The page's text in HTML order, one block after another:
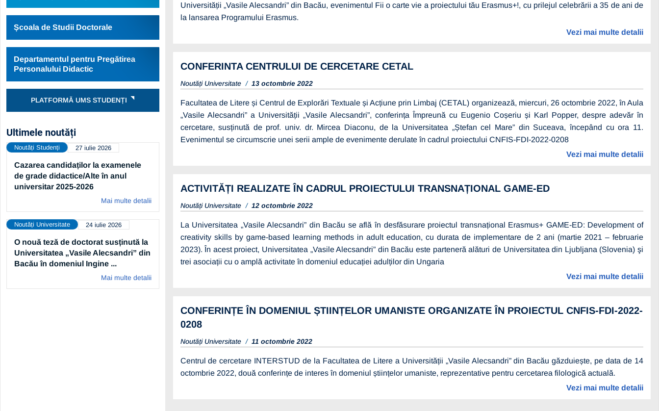
Școala de Studii Doctorale
Departamentul pentru Pregătirea
Personalului Didactic
PLATFORMĂ UMS STUDENȚI
Ultimele noutăți
Cazarea candidaților la examenele
de grade didactice/Alte în anul
universitar 2025-2026
Mai multe detalii
Noutăți Studenți 27 iulie 2026
O nouă teză de doctorat susținută la
Universitatea „Vasile Alecsandri” din
Bacău în domeniul Ingine ...
Mai multe detalii
Noutăți Universitate 24 iulie 2026
Universității „Vasile Alecsandri” din Bacău, evenimentul Fii o carte vie a proiectului tău Erasmus+!, cu prilejul celebrării a 35 de ani de
la lansarea Programului Erasmus.
Vezi mai multe detalii
CONFERINTA CENTRULUI DE CERCETARE CETAL
Noutăți Universitate 13 octombrie 2022
Facultatea de Litere și Centrul de Explorări Textuale și Acțiune prin Limbaj (CETAL) organizează, miercuri, 26 octombrie 2022, în Aula
„Vasile Alecsandri” a Universității „Vasile Alecsandri”, conferința Împreună cu Eugenio Coșeriu și Karl Popper, despre adevăr în
cercetare, susținută de prof. univ. dr. Mircea Diaconu, de la Universitatea „Ștefan cel Mare” din Suceava, începând cu ora 11.
Evenimentul se circumscrie unei serii ample de evenimente derulate în cadrul proiectului CNFIS-FDI-2022-0208
Vezi mai multe detalii
ACTIVITĂȚI REALIZATE ÎN CADRUL PROIECTULUI TRANSNAȚIONAL GAME-ED
Noutăți Universitate 12 octombrie 2022
La Universitatea „Vasile Alecsandri” din Bacău se află în desfăsurare proiectul transnațional Erasmus+ GAME-ED: Development of
creativity skills by game-based learning methods in adult education, cu durata de implementare de 2 ani (martie 2021 – februarie
2023). În acest proiect, Universitatea „Vasile Alecsandri” din Bacău este parteneră alături de Universitatea din Ljubljana (Slovenia) şi
trei asociații cu o amplă activitate în domeniul educației adulților din Ungaria
Vezi mai multe detalii
CONFERINȚE ÎN DOMENIUL ȘTIINȚELOR UMANISTE ORGANIZATE ÎN PROIECTUL CNFIS-FDI-2022-
0208
Noutăți Universitate 11 octombrie 2022
Centrul de cercetare INTERSTUD de la Facultatea de Litere a Universității „Vasile Alecsandri” din Bacău găzduiește, pe data de 14
octombrie 2022, două conferințe de interes în domeniul științelor umaniste, reprezentative pentru cercetarea filologică actuală.
Vezi mai multe detalii